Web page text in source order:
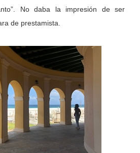
No daba la impresión de ser
de prestamista.